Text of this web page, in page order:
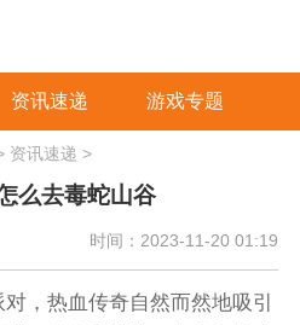
资讯速递 游戏专题
资讯速递 >
么去毒蛇山谷
时间：2023-11-20 01:19
，热血传奇自然而然地吸引